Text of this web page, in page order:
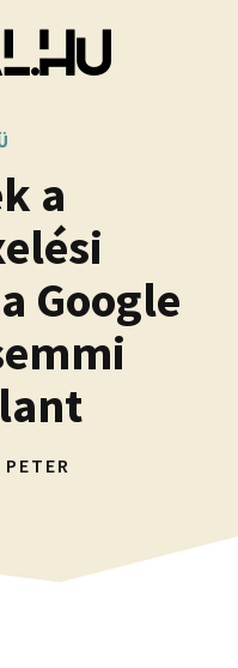
a
Google
PETER